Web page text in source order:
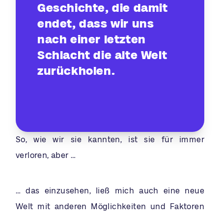
Geschichte, die damit
endet, dass wir uns
nach einer letzten
Schlacht die alte Welt
zurückholen.
So, wie wir sie kannten, ist sie für immer
verloren, aber …
… das einzusehen, ließ mich auch eine neue
Welt mit anderen Möglichkeiten und Faktoren